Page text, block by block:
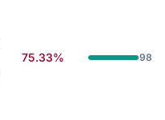
75.33% 98